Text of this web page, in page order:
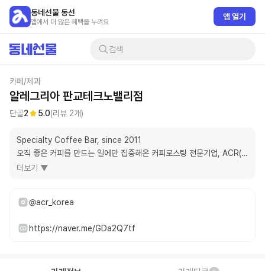
동네선물 동선
앱에서 더 많은 혜택을 누려요
앱 열기
검색
카페/제과
알레그리아 판교테크노밸리점
단골2 5.0(리뷰 2개)
Specialty Coffee Bar, since 2011
오직 좋은 커피를 만드는 일에만 집중해온 커피로스팅 전문기업, ACR(알
레그리아커피로스터스)의 직영 커피바
더보기 ▼
@acr_korea
https://naver.me/GDa2Q7tf